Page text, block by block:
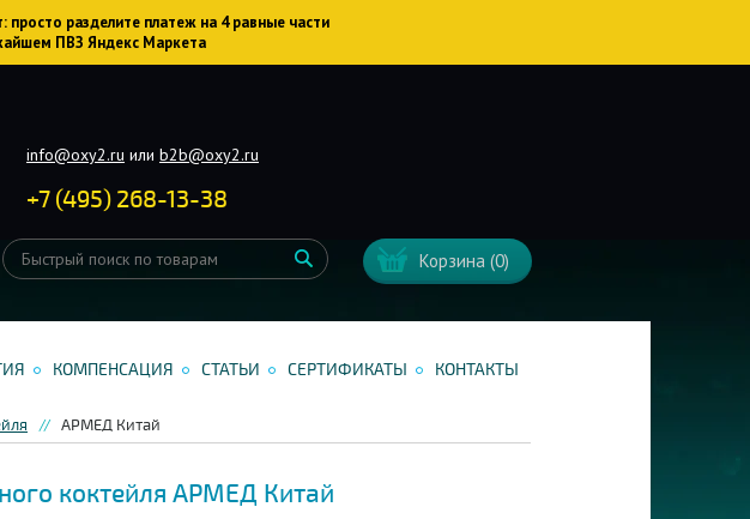
просто разделите платеж на 4 равные части
ПВЗ Яндекс Маркета
info@oxy2.ru илиb2b@oxy2.ru
+7 (495) 268-13-38
Корзина(0)
КОМПЕНСАЦИЯ СТАТЬИ СЕРТИФИКАТЫ КОНТАКТЫ
АРМЕД Китай
коктейля АРМЕД Китай